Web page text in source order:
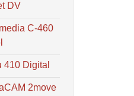
DV
C-460
410 Digital
2move